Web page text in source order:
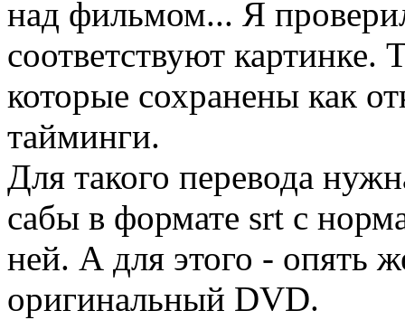
над фильмом... Я
соответствуют картинке.
которые сохранены как
тайминги.
Для такого перевода
сабы в формате srt с
ней. А для этого - опять
оригинальный DVD.